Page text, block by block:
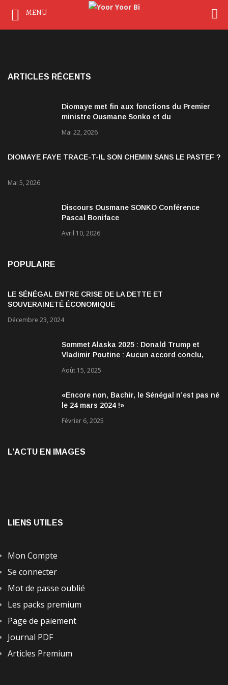
ARTICLES RÉCENTS
Diomaye met fin aux fonctions du Premier
ministre Ousmane Sonko et du
Mai 22, 2026
DIOMAYE FAYE TRACE-T-IL SON CHEMIN SANS LE PASTEF ?
Mai 5, 2026
Discours Ousmane SONKO Conférence
Pascal Boniface
Avril 10, 2026
POPULAIRE
LE SÉNÉGAL ENTRE CRISE DE LA DETTE ET
SOUVERAINETÉ ÉCONOMIQUE
Décembre 23, 2024
Sommet Alaska 2025 : Donald Trump et
Vladimir Poutine : Aucun accord conclu,
encourageantes
Août 15, 2025
«Encore non, Bachir, le Sénégal n’est pas né
le 24 mars 2024 !»
Février 6, 2025
L’ACTU EN IMAGES
LIENS UTILES
Mon Compte
Se connecter
Mot de passe oublié
Les packs premium
Page de paiement
Journal PDF
Articles Premium
MENU